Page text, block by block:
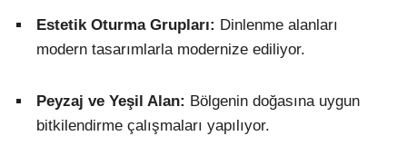
Estetik Oturma Grupları: Dinlenme alanları
modern tasarımlarla modernize ediliyor.
Peyzaj ve Yeşil Alan: Bölgenin doğasına uygun
bitkilendirme çalışmaları yapılıyor.